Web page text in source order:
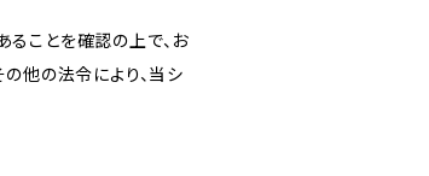
ことを確認の上で、お
他の法令により、当シ